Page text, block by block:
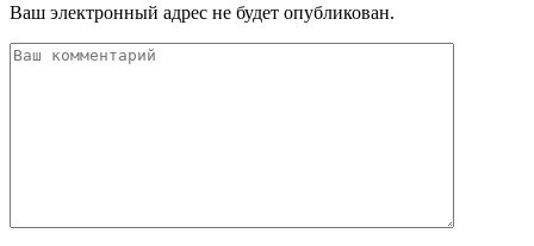
Ваш электронный адрес не будет опубликован.